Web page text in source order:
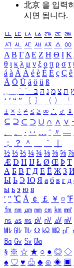
北京 을 입력
시면 됩니다.
ㅥ ㅦ ㅧ ㅨ ㅩ ㅪ ㅫ
ㅺ ㅻ ㅼ ㅽ ㅾ ㅿ ㆀ
Α Β ΓΔ Ε Ζ Η Θ Ι Κ
θ ι κ λ μ ν ξ ο π ρ σ τ
á à Á À é è É È ç Ç ê
Ä Ö Ü ä ö ü ß
ִֶֹ ֻּ ׁׂ ץ ת צ מ נ ה ב
‘ ’ “ ” 〔 〕 〈 〉 「
± × ÷ ≠ ≤ ≥ ∞ ∴ ♂ ♀
⊆ ⊇ ⊂ ⊃ ∪ ∩ ∧ ∨
、
。 · ‥ … ¨ 〃 ―
；
？ ＾ ｀
½ ⅓ ⅔ ¼ ¾ ⅛ ⅜ ⅝ ⅞
Æ Ð Ħ Ĳ Ł Ø Œ Þ Ŧ
А Б В Г Д Е Ё Ж З И
Ы Ь Э Ю Я а б в г д
ы ь э ю я
′ ″ ℃ Å ￠ ￡ ￥ ¤ ℉
㎙ ㎚ ㎛ ㎜ ㎝ ㎞ ㎟
㎱ ㎲ ㎳ ㎴ ㎵ ㎶ ㎷
㎒ ㎓ ㎔ Ω ㏀ ㏁ ㎊
㏃ ㏉ ㏜ ㏆
§ ※ ☆ ★ ○ ● ◎ ◇
♠ ♡ ♥ ♧ ♣ ⊙ ◈ ▣